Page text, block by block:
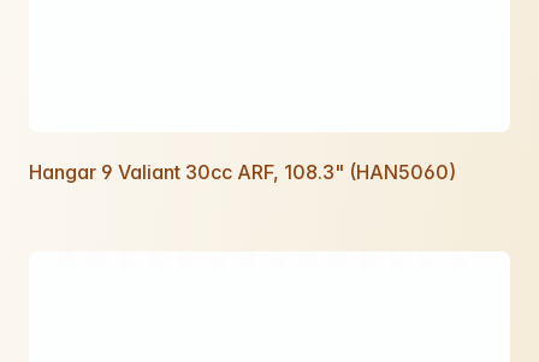
Hangar 9 Valiant 30cc ARF, 108.3" (HAN5060)